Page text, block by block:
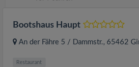
Bootshaus Haupt
An der Fähre 5 / Dammstr., 65462
Restaurant